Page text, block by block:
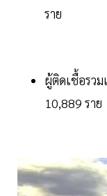
ราย
ผู้ติดเชื้อรว
10,889 ราย